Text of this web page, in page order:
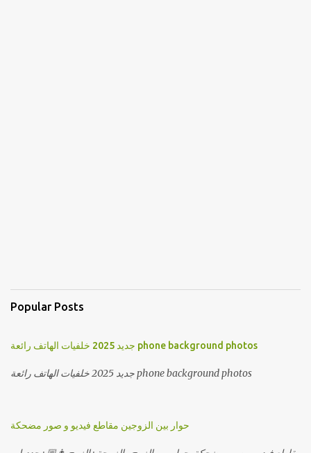
Popular Posts
جديد 2025 خلفيات الهاتف رائعة phone background photos
جديد 2025 خلفيات الهاتف رائعة phone background photos
حوار بين الزوجين مقاطع فيديو و صور مضحكة